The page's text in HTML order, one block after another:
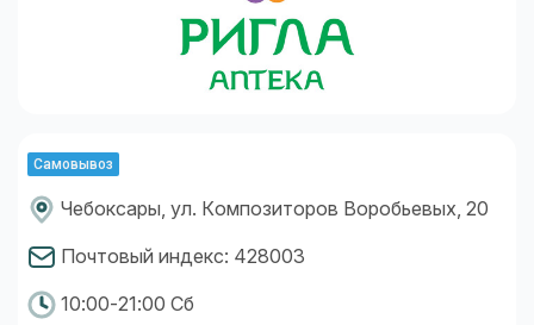
Самовывоз
Чебоксары, ул. Композиторов Воробьевых, 20
Почтовый индекс: 428003
10:00-21:00 Сб